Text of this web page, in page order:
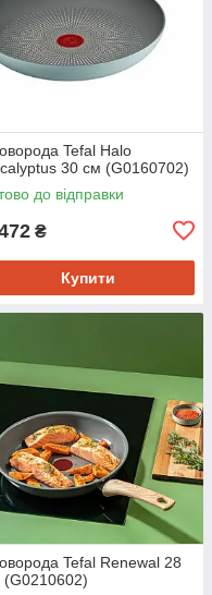
Tefal Halo
30 см (G0160702)
до відправки
₴
Купити
Tefal Renewal 28
(G0210602)